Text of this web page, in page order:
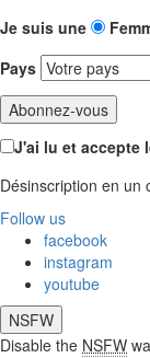
Je suis une
Pays
J'ai lu et accepte
Désinscription en un
Follow us
facebook
instagram
youtube
NSFW
Disable the NSFW